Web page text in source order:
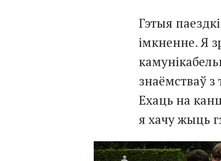
Гэтыя
імкненне. Я
знаёмстваў
Ехаць на
я хачу жыць